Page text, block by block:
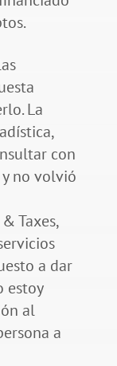
La
con
no volvió
Taxes,
a dar
estoy
al
a